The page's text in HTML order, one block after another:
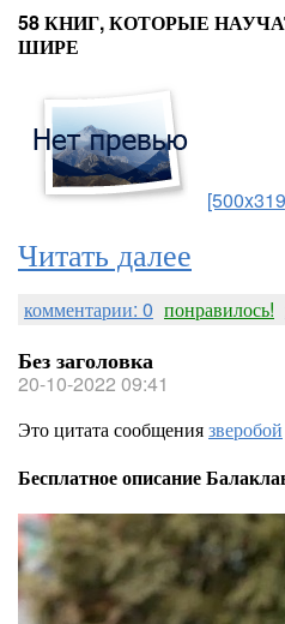
58 КНИГ, КОТОРЫЕ
ШИРЕ
Читать далее
комментарии: 0 понравилось!
Без заголовка
20-10-2022 09:41
Это цитата сообщениязверобой
Бесплатное описание